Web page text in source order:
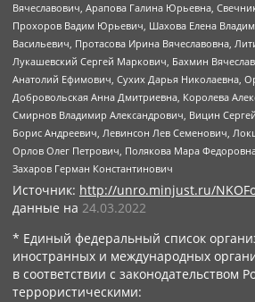
Вячеславович, Арапова Галина Юрьевна,
Прохоров Вадим Юрьевич, Шахова Елена
Васильевич, Протасова Ирина Вячеславовна,
Лукашевский Сергей Маркович, Бахмин
Анатолий Ефимович, Сухих Дарья Николаевна,
Добровольская Анна Дмитриевна, Королева
Смирнов Владимир Александрович, Вицин
Борис Андреевич, Левинсон Лев Семенович,
Орлов Олег Петрович, Полякова Мара
Захаров Герман Константинович
Источник: http://unro.minjust.ru/
данные на 24.03.2022
* Единый федеральный список
иностранных и международных
в соответствии с законодательством
террористическими: